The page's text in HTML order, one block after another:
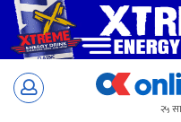
Skip
२५